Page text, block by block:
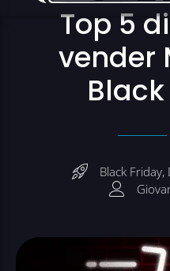
Top 5
vender
Black Friday,